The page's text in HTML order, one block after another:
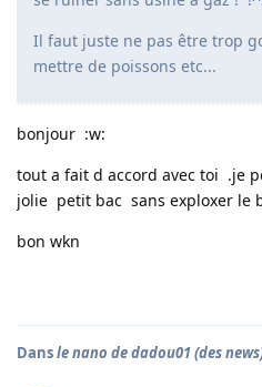
Il faut juste ne pas être trop
mettre de poissons etc...
bonjour :w:
tout a fait d accord avec toi .je
jolie petit bac sans exploxer le
bon wkn
Dansle nano de dadou01 (des